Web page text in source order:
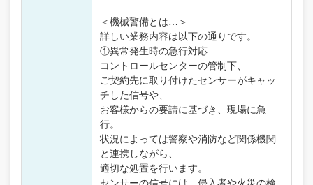
＜機械警備とは…＞
詳しい業務内容は以下の通りです。
①異常発生時の急行対応
コントロールセンターの管制下、
ご契約先に取り付けたセンサーがキャッ
チした信号や、
お客様からの要請に基づき、現場に急
行。
状況によっては警察や消防など関係機関
と連携しながら、
適切な処置を行います。